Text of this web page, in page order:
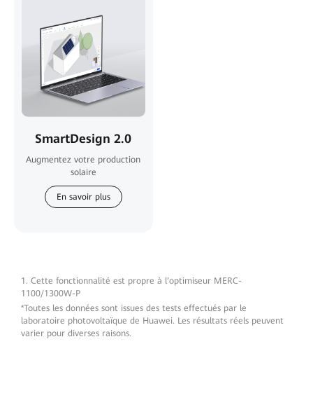
SmartDesign 2.0
Augmentez votre production
solaire
En savoir plus
1. Cette fonctionnalité est propre à l’optimiseur MERC-
1100/1300W-P
*Toutes les données sont issues des tests effectués par le
laboratoire photovoltaïque de Huawei. Les résultats réels peuvent
varier pour diverses raisons.